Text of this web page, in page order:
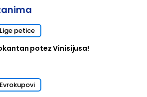
Lige petice
potez Vinisijusa!
Evrokupovi